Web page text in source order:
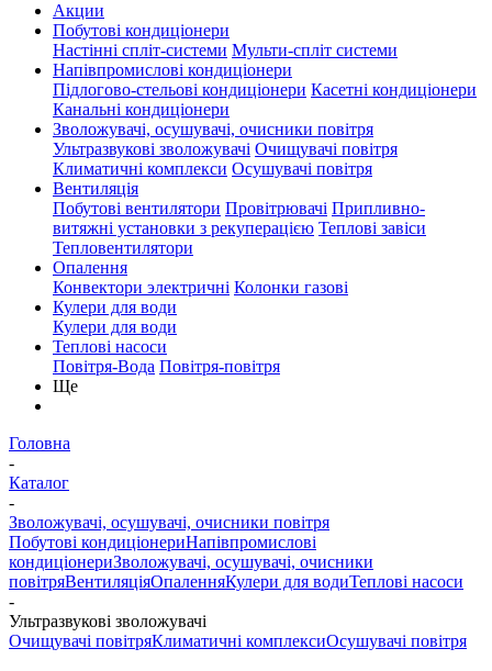
Акции
Побутові кондиціонери
Настінні спліт-системи Мульти-спліт системи
Напівпромислові кондиціонери
Підлогово-стельові кондиціонери Касетні кондиціонери
Канальні кондиціонери
Зволожувачі, осушувачі, очисники повітря
Ультразвукові зволожувачі Очищувачі повітря
Климатичні комплекси Осушувачі повітря
Вентиляція
Побутові вентилятори Провітрювачі Припливно-
витяжні установки з рекуперацією Теплові завіси
Тепловентилятори
Опалення
Конвектори электричні Колонки газові
Кулери для води
Кулери для води
Теплові насоси
Повітря-Вода Повітря-повітря
Ще
Головна
-
Каталог
-
Зволожувачі, осушувачі, очисники повітря
Побутові кондиціонериНапівпромислові
кондиціонериЗволожувачі, осушувачі, очисники
повітряВентиляціяОпаленняКулери для водиТеплові насоси
-
Ультразвукові зволожувачі
Очищувачі повітряКлиматичні комплексиОсушувачі повітря